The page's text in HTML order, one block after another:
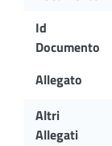
Id
Documento
Allegato
Altri
Allegati